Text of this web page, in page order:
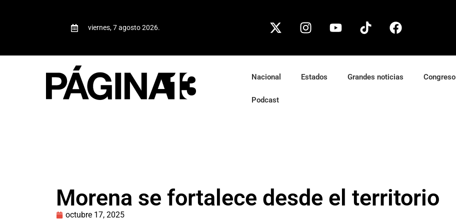
viernes, 7 agosto 2026.
Nacional Estados Grandes noticias Congreso
Podcast
Morena se fortalece desde el territorio
octubre 17, 2025